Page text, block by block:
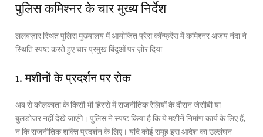
पुलिस कमिश्नर के चार मुख्य निर्देश
ललबज़ार स्थित पुलिस मुख्यालय में आयोजित प्रेस कॉन्फ्रेंस में कमिश्नर अजय नंदा ने
स्थिति स्पष्ट करते हुए चार प्रमुख बिंदुओं पर ज़ोर दिया:
1. मशीनों के प्रदर्शन पर रोक
अब से कोलकाता के किसी भी हिस्से में राजनीतिक रैलियों के दौरान जेसीबी या
बुलडोजर नहीं देखे जाएंगे। पुलिस ने स्पष्ट किया है कि ये मशीनें निर्माण कार्य के लिए हैं,
न कि राजनीतिक शक्ति प्रदर्शन के लिए। यदि कोई समूह इस आदेश का उल्लंघन